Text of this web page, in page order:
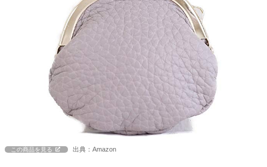
この商品を見る 出典：Amazon